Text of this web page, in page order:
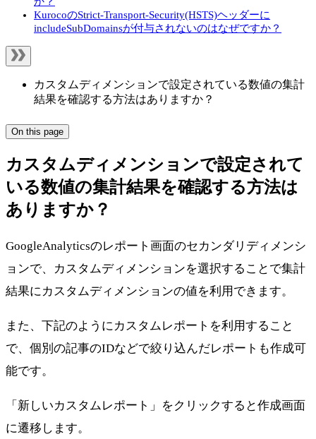
KurocoのStrict-Transport-Security(HSTS)ヘッダーに
includeSubDomainsが付与されないのはなぜですか？
カスタムディメンションで設定されている数値の集計
結果を確認する方法はありますか？
On this page
カスタムディメンションで設定されて
いる数値の集計結果を確認する方法は
ありますか？
GoogleAnalyticsのレポート画面のセカンダリディメンシ
ョンで、カスタムディメンションを選択することで集計
結果にカスタムディメンションの値を利用できます。
また、下記のようにカスタムレポートを利用すること
で、個別の記事のIDなどで絞り込んだレポートも作成可
能です。
「新しいカスタムレポート」をクリックすると作成画面
に遷移します。